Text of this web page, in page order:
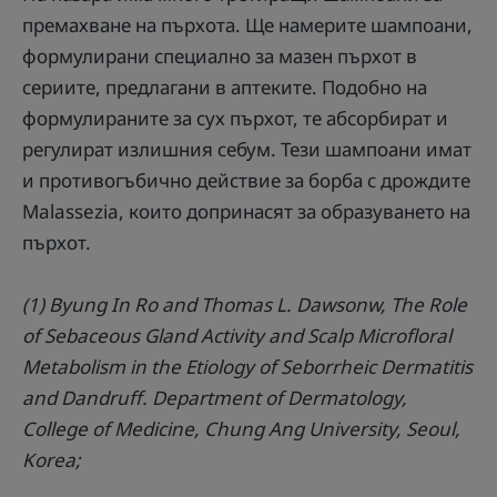
премахване на пърхота. Ще намерите шампоани,
формулирани специално за мазен пърхот в
сериите, предлагани в аптеките. Подобно на
формулираните за сух пърхот, те абсорбират и
регулират излишния себум. Тези шампоани имат
и противогъбично действие за борба с дрождите
Malassezia, които допринасят за образуването на
пърхот.
(1) Byung In Ro and Thomas L. Dawsonw, The Role
of Sebaceous Gland Activity and Scalp Microfloral
Metabolism in the Etiology of Seborrheic Dermatitis
and Dandruff. Department of Dermatology,
College of Medicine, Chung Ang University, Seoul,
Korea;